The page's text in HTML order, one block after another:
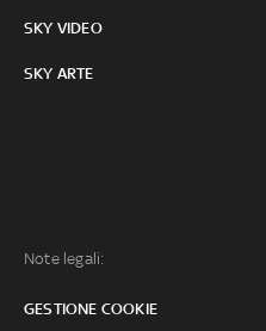
SKY VIDEO
SKY ARTE
Note legali:
GESTIONE COOKIE